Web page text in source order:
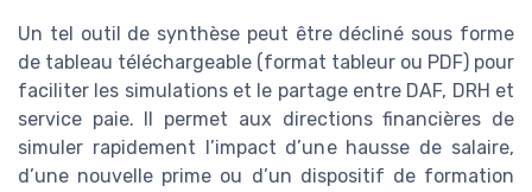
Un tel outil de synthèse peut être décliné sous forme
de tableau téléchargeable (format tableur ou PDF) pour
faciliter les simulations et le partage entre DAF, DRH et
service paie. Il permet aux directions financières de
simuler rapidement l’impact d’une hausse de salaire,
d’une nouvelle prime ou d’un dispositif de formation